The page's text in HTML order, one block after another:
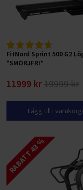
FitNord Sprint 500 G2
*SMÖRJFRI*
11999 kr 19999 kr
Lägg till i
RABATT 43 %